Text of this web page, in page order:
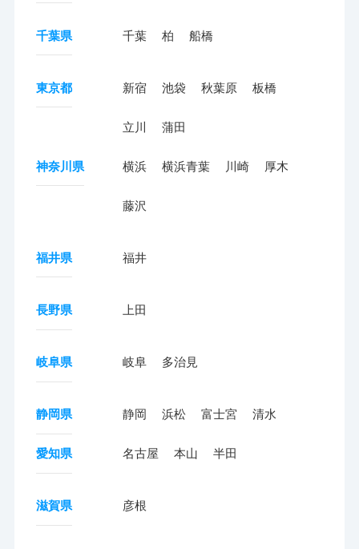
千葉県 千葉 柏 船橋
東京都 新宿 池袋 秋葉原 板橋
立川 蒲田
神奈川県 横浜 横浜青葉 川崎 厚木
藤沢
福井県 福井
長野県 上田
岐阜県 岐阜 多治見
静岡県 静岡 浜松 富士宮 清水
愛知県 名古屋 本山 半田
滋賀県 彦根